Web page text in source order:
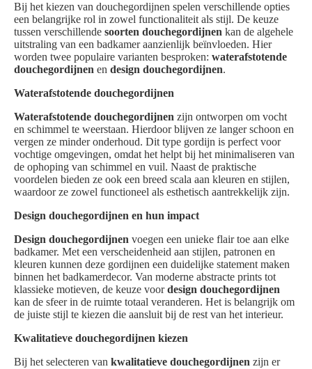
Bij het kiezen van douchegordijnen spelen verschillende opties
een belangrijke rol in zowel functionaliteit als stijl. De keuze
tussen verschillende soorten douchegordijnen kan de algehele
uitstraling van een badkamer aanzienlijk beïnvloeden. Hier
worden twee populaire varianten besproken: waterafstotende
douchegordijnen en design douchegordijnen.
Waterafstotende douchegordijnen
Waterafstotende douchegordijnen zijn ontworpen om vocht
en schimmel te weerstaan. Hierdoor blijven ze langer schoon en
vergen ze minder onderhoud. Dit type gordijn is perfect voor
vochtige omgevingen, omdat het helpt bij het minimaliseren van
de ophoping van schimmel en vuil. Naast de praktische
voordelen bieden ze ook een breed scala aan kleuren en stijlen,
waardoor ze zowel functioneel als esthetisch aantrekkelijk zijn.
Design douchegordijnen en hun impact
Design douchegordijnen voegen een unieke flair toe aan elke
badkamer. Met een verscheidenheid aan stijlen, patronen en
kleuren kunnen deze gordijnen een duidelijke statement maken
binnen het badkamerdecor. Van moderne abstracte prints tot
klassieke motieven, de keuze voordesign douchegordijnen
kan de sfeer in de ruimte totaal veranderen. Het is belangrijk om
de juiste stijl te kiezen die aansluit bij de rest van het interieur.
Kwalitatieve douchegordijnen kiezen
Bij het selecteren van kwalitatieve douchegordijnen zijn er